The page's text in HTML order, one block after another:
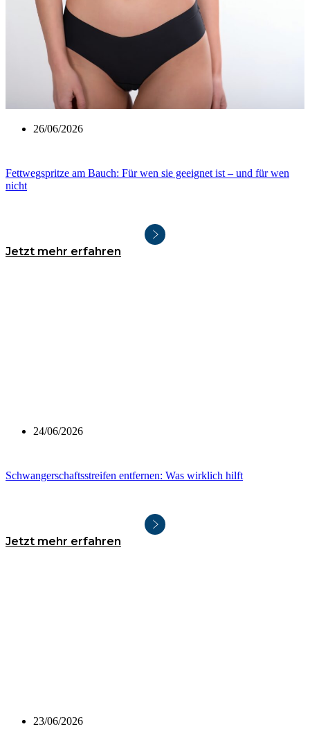
26/06/2026
Fettwegspritze am Bauch: Für wen sie geeignet ist – und für wen
nicht
Jetzt mehr erfahren
24/06/2026
Schwangerschaftsstreifen entfernen: Was wirklich hilft
Jetzt mehr erfahren
23/06/2026